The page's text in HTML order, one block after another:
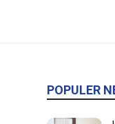
POPULER